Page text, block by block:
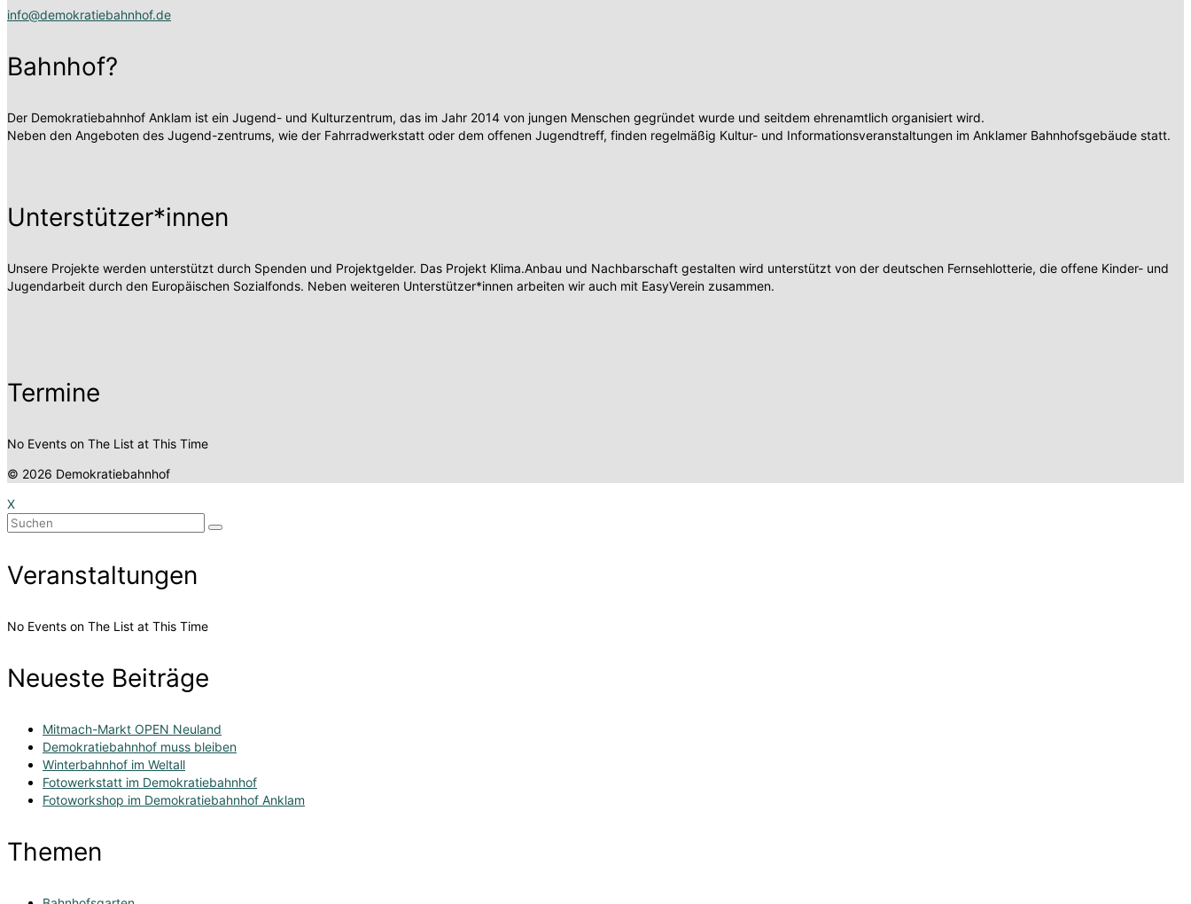
info@demokratiebahnhof.de
Bahnhof?
Der Demokratiebahnhof Anklam ist ein Jugend- und Kulturzentrum, das im Jahr 2014 von jungen Menschen gegründet wurde und seitdem ehrenamtlich organisiert wird.
Neben den Angeboten des Jugend-zentrums, wie der Fahrradwerkstatt oder dem offenen Jugendtreff, finden regelmäßig Kultur- und Informationsveranstaltungen im Anklamer Bahnhofsgebäude statt.
Unterstützer*innen
Unsere Projekte werden unterstützt durch Spenden und Projektgelder. Das Projekt Klima.Anbau und Nachbarschaft gestalten wird unterstützt von der deutschen Fernsehlotterie, die offene Kinder- und
Jugendarbeit durch den Europäischen Sozialfonds. Neben weiteren Unterstützer*innen arbeiten wir auch mit EasyVerein zusammen.
Termine
No Events on The List at This Time
© 2026 Demokratiebahnhof
X
Suchen
Veranstaltungen
No Events on The List at This Time
Neueste Beiträge
Mitmach-Markt OPEN Neuland
Demokratiebahnhof muss bleiben
Winterbahnhof im Weltall
Fotowerkstatt im Demokratiebahnhof
Fotoworkshop im Demokratiebahnhof Anklam
Themen